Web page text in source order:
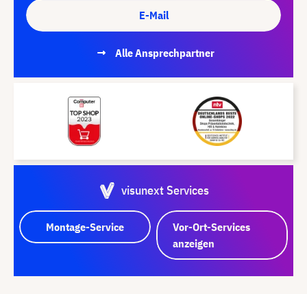
E-Mail
Alle Ansprechpartner
visunext Services
Montage-Service
Vor-Ort-Services
anzeigen